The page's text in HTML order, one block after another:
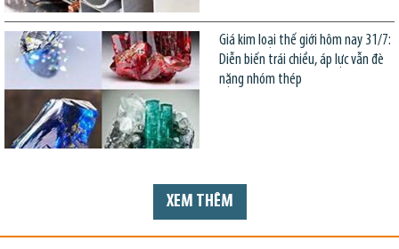
Giá kim loại thế giới hôm nay 31/7:
Diễn biến trái chiều, áp lực vẫn đè
nặng nhóm thép
XEM THÊM